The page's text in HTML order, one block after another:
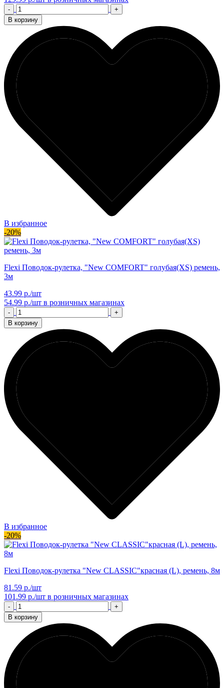
-
+
В корзину
В избранное
-20%
Flexi Поводок-рулетка, "New COMFORT" голубая(XS) ремень,
3м
43.99 р./шт
54.99 р./шт в розничных магазинах
-
+
В корзину
В избранное
-20%
Flexi Поводок-рулетка "New CLASSIC"красная (L), ремень, 8м
81.59 р./шт
101.99 р./шт в розничных магазинах
-
+
В корзину